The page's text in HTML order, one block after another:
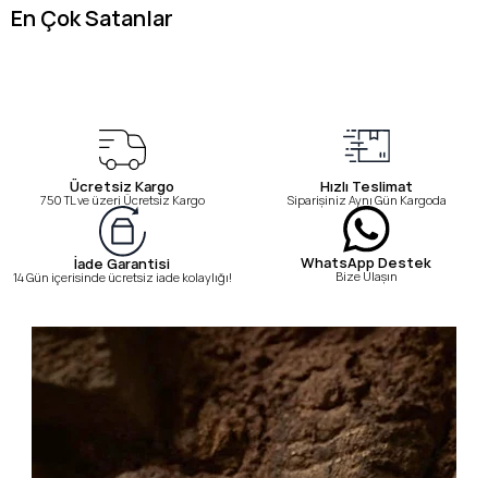
En Çok Satanlar
Ücretsiz Kargo
750 TL ve üzeri Ücretsiz Kargo
Hızlı Teslimat
Siparişiniz Aynı Gün Kargoda
İade Garantisi
14 Gün içerisinde ücretsiz iade kolaylığı!
WhatsApp Destek
Bize Ulaşın